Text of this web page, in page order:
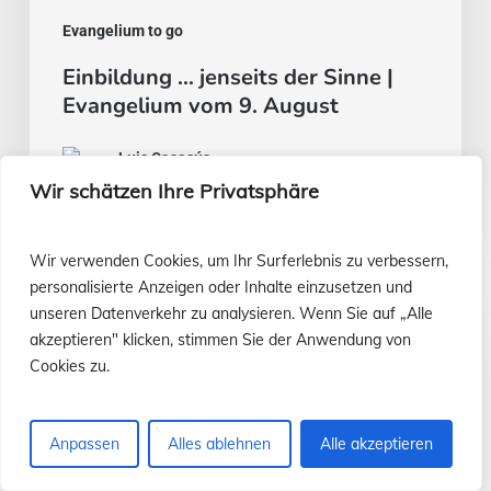
Wir schätzen Ihre Privatsphäre
Wir verwenden Cookies, um Ihr Surferlebnis zu verbessern,
personalisierte Anzeigen oder Inhalte einzusetzen und
unseren Datenverkehr zu analysieren. Wenn Sie auf „Alle
akzeptieren" klicken, stimmen Sie der Anwendung von
Cookies zu.
Anpassen Alles ablehnen Alle akzeptieren
Evangelium to go
Einbildung … jenseits der Sinne |
Evangelium vom 9. August
Luis Casasús
Brot
und
Fisch
…
ein